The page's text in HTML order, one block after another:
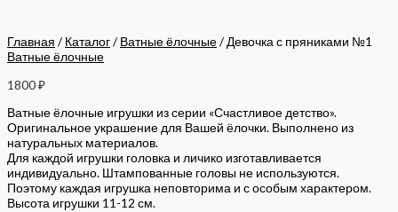
Главная / Каталог/ Ватные ёлочные/ Девочка с пряниками №1
Ватные ёлочные
1800₽
Ватные ёлочные игрушки из серии «Счастливое детство».
Оригинальное украшение для Вашей ёлочки. Выполнено из
натуральных материалов.
Для каждой игрушки головка и личико изготавливается
индивидуально. Штампованные головы не используются.
Поэтому каждая игрушка неповторима и с особым характером.
Высота игрушки 11-12 см.